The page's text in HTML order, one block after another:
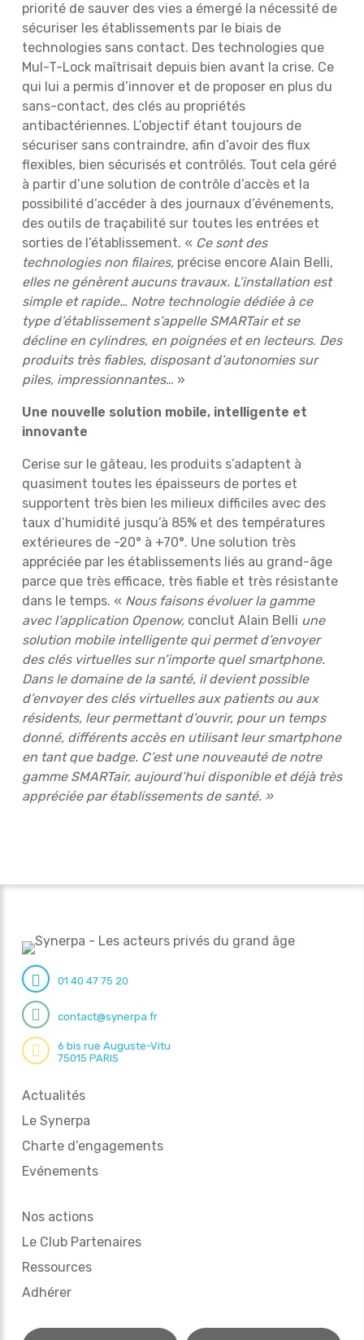
priorité de sauver des vies a émergé la nécessité de
sécuriser les établissements par le biais de
technologies sans contact. Des technologies que
Mul-T-Lock maîtrisait depuis bien avant la crise. Ce
qui lui a permis d’innover et de proposer en plus du
sans-contact, des clés au propriétés
antibactériennes. L’objectif étant toujours de
sécuriser sans contraindre, afin d’avoir des flux
flexibles, bien sécurisés et contrôlés. Tout cela géré
à partir d’une solution de contrôle d’accès et la
possibilité d’accéder à des journaux d’événements,
des outils de traçabilité sur toutes les entrées et
sorties de l’établissement. « Ce sont des
technologies non filaires,précise encore Alain Belli,
elles ne génèrent aucuns travaux. L’installation est
simple et rapide… Notre technologie dédiée à ce
type d’établissement s’appelle SMARTair et se
décline en cylindres, en poignées et en lecteurs. Des
produits très fiables, disposant d’autonomies sur
piles, impressionnantes… »
Une nouvelle solution mobile, intelligente et
innovante
Cerise sur le gâteau, les produits s’adaptent à
quasiment toutes les épaisseurs de portes et
supportent très bien les milieux difficiles avec des
taux d’humidité jusqu’à 85% et des températures
extérieures de -20° à +70°. Une solution très
appréciée par les établissements liés au grand-âge
parce que très efficace, très fiable et très résistante
dans le temps. « Nous faisons évoluer la gamme
avec l’application Openow,conclut Alain Belli une
solution mobile intelligente qui permet d’envoyer
des clés virtuelles sur n’importe quel smartphone.
Dans le domaine de la santé, il devient possible
d’envoyer des clés virtuelles aux patients ou aux
résidents, leur permettant d’ouvrir, pour un temps
donné, différents accès en utilisant leur smartphone
en tant que badge. C’est une nouveauté de notre
gamme SMARTair, aujourd’hui disponible et déjà très
appréciée par établissements de santé. »
01 40 47 75 20
contact@synerpa.fr
6 bis rue Auguste-Vitu
75015 PARIS
Actualités
Le Synerpa
Charte d’engagements
Evénements
Nos actions
Le Club Partenaires
Ressources
Adhérer